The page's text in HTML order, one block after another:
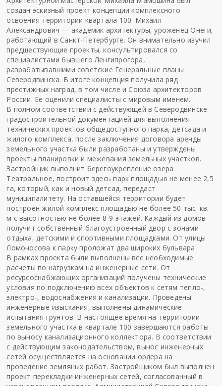
создан эскизный проект концепции комплексного
освоения территории квартала 100. Михаил
Александрович — академик архитектуры, уроженец Онеги,
работающий в Санкт-Петербурге. Он внимательно изучил
предшествующие проекты, консультировался со
специалистами бывшего Ленгипрогора,
разрабатывавшими советские Генеральные планы
Северодвинска. В итоге концепция получила ряд
престижных наград, в том числе и Союза архитекторов
России. Ее оценили специалисты с мировым именем.
В полном соответствии с действующей в Северодвинске
градостроительной документацией для выполнения
технических проектов общедоступного парка, детсада и
жилого комплекса, после заключения договора аренды
земельного участка были разработаны и утверждены
проекты планировки и межевания земельных участков.
Застройщик выполнит берегоукрепление озера
Театральное, построит здесь парк площадью не менее 2,5
га, который, как и новый детсад, передаст
муниципалитету. На оставшейся территории будет
построен жилой комплекс площадью не более 50 тыс. кв.
м с высотностью не более 8-9 этажей. Каждый из домов
получит собственный благоустроенный двор с зонами
отдыха, детскими и спортивными площадками. От улицы
Ломоносова к парку проложат два широких бульвара.
В рамках проекта были выполнены все необходимые
расчеты по нагрузкам на инженерные сети. От
ресурсоснабжающих организаций получены технические
условия по подключению всех объектов к сетям тепло-,
электро-, водоснабжения и канализации. Проведены
инженерные изыскания, выполнены динамические
испытания грунтов. В настоящее время на территории
земельного участка в квартале 100 завершаются работы
по выносу канализационного коллектора. В соответствии
с действующим законодательством, вынос инженерных
сетей осуществляется на основании ордера на
проведение земляных работ. Застройщиком был выполнен
проект перекладки инженерных сетей, согласованный в